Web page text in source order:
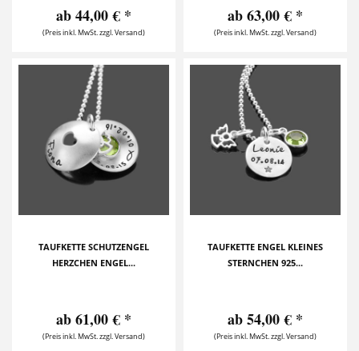
ab 44,00 € *
(Preis inkl. MwSt. zzgl. Versand)
ab 63,00 € *
(Preis inkl. MwSt. zzgl. Versand)
TAUFKETTE SCHUTZENGEL
HERZCHEN ENGEL...
ab 61,00 € *
(Preis inkl. MwSt. zzgl. Versand)
TAUFKETTE ENGEL KLEINES
STERNCHEN 925...
ab 54,00 € *
(Preis inkl. MwSt. zzgl. Versand)